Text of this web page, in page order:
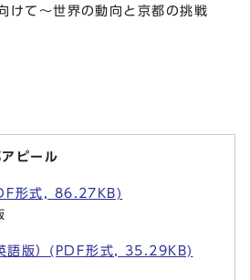
けて～世界の動向と京都の挑戦
ピール
形式, 86.27KB)
語版）(PDF形式, 35.29KB)